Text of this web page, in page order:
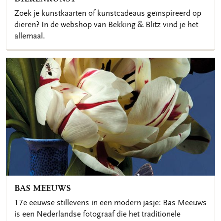
Zoek je kunstkaarten of kunstcadeaus geïnspireerd op
dieren? In de webshop van Bekking & Blitz vind je het
allemaal.
BAS MEEUWS
17e eeuwse stillevens in een modern jasje: Bas Meeuws
is een Nederlandse fotograaf die het traditionele